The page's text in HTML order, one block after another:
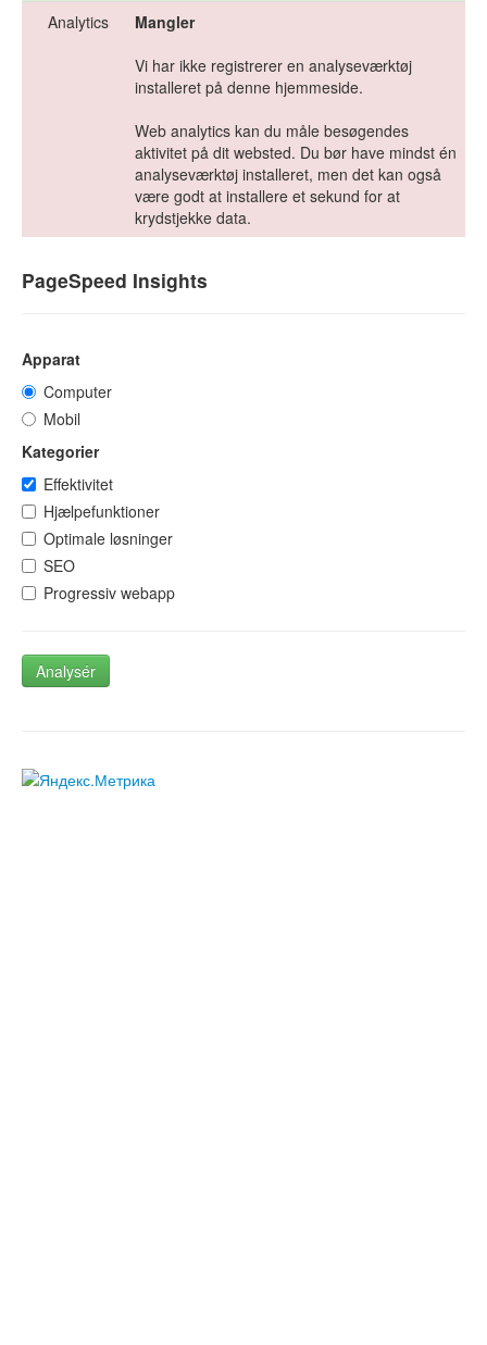
Analytics
Mangler
Vi har ikke registrerer en analyseværktøj
installeret på denne hjemmeside.
Web analytics kan du måle besøgendes
aktivitet på dit websted. Du bør have mindst én
analyseværktøj installeret, men det kan også
være godt at installere et sekund for at
krydstjekke data.
PageSpeed Insights
Apparat
Computer
Mobil
Kategorier
Effektivitet
Hjælpefunktioner
Optimale løsninger
SEO
Progressiv webapp
Analysér